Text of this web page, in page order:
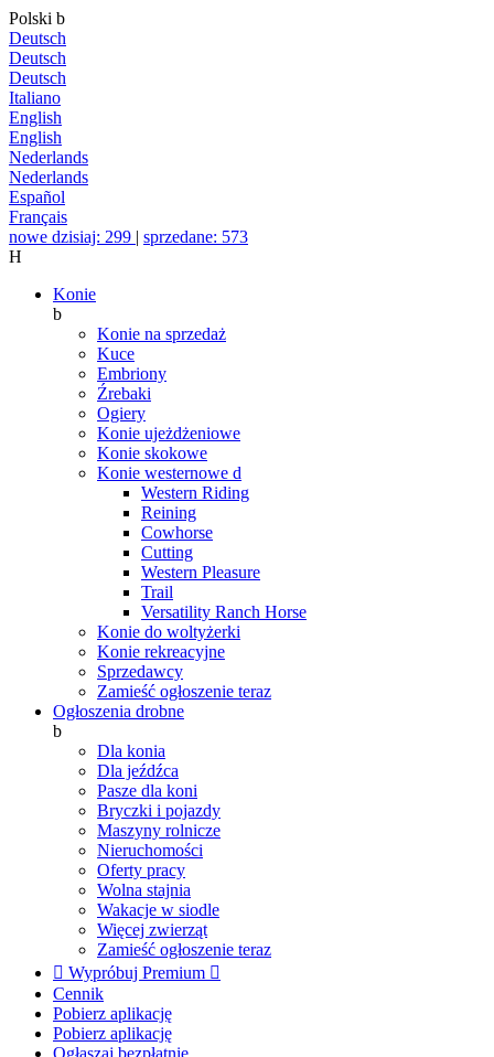
Polski b
Deutsch
Deutsch
Deutsch
Italiano
English
English
Nederlands
Nederlands
Español
Français
nowe dzisiaj: 299 | sprzedane: 573
H
Konie
b
Konie na sprzedaż
Kuce
Embriony
Źrebaki
Ogiery
Konie ujeżdżeniowe
Konie skokowe
Konie westernowe d
Western Riding
Reining
Cowhorse
Cutting
Western Pleasure
Trail
Versatility Ranch Horse
Konie do woltyżerki
Konie rekreacyjne
Sprzedawcy
Zamieść ogłoszenie teraz
Ogłoszenia drobne
b
Dla konia
Dla jeźdźca
Pasze dla koni
Bryczki i pojazdy
Maszyny rolnicze
Nieruchomości
Oferty pracy
Wolna stajnia
Wakacje w siodle
Więcej zwierząt
Zamieść ogłoszenie teraz
 Wypróbuj Premium 
Cennik
Pobierz aplikację
Pobierz aplikację
Ogłaszaj bezpłatnie